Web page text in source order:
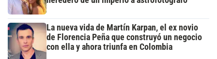
La nueva vida de Martín Karpan, el ex novio
de Florencia Peña que construyó un negocio
con ella y ahora triunfa en Colombia